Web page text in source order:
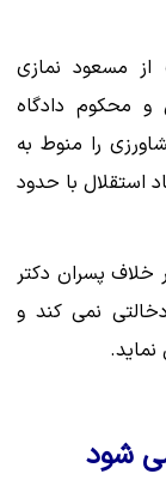
مسعود نمازی
و محکوم دادگاه
را منوط به
استقلال با حدود
خلاف پسران دکتر
نمی کند و
شود